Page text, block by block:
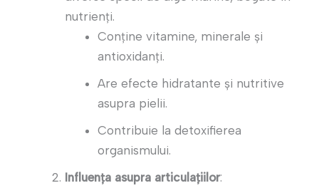
nutrienți.
Conține vitamine, minerale și
antioxidanți.
Are efecte hidratante și nutritive
asupra pielii.
Contribuie la detoxifierea
organismului.
Influența asupra articulațiilor: